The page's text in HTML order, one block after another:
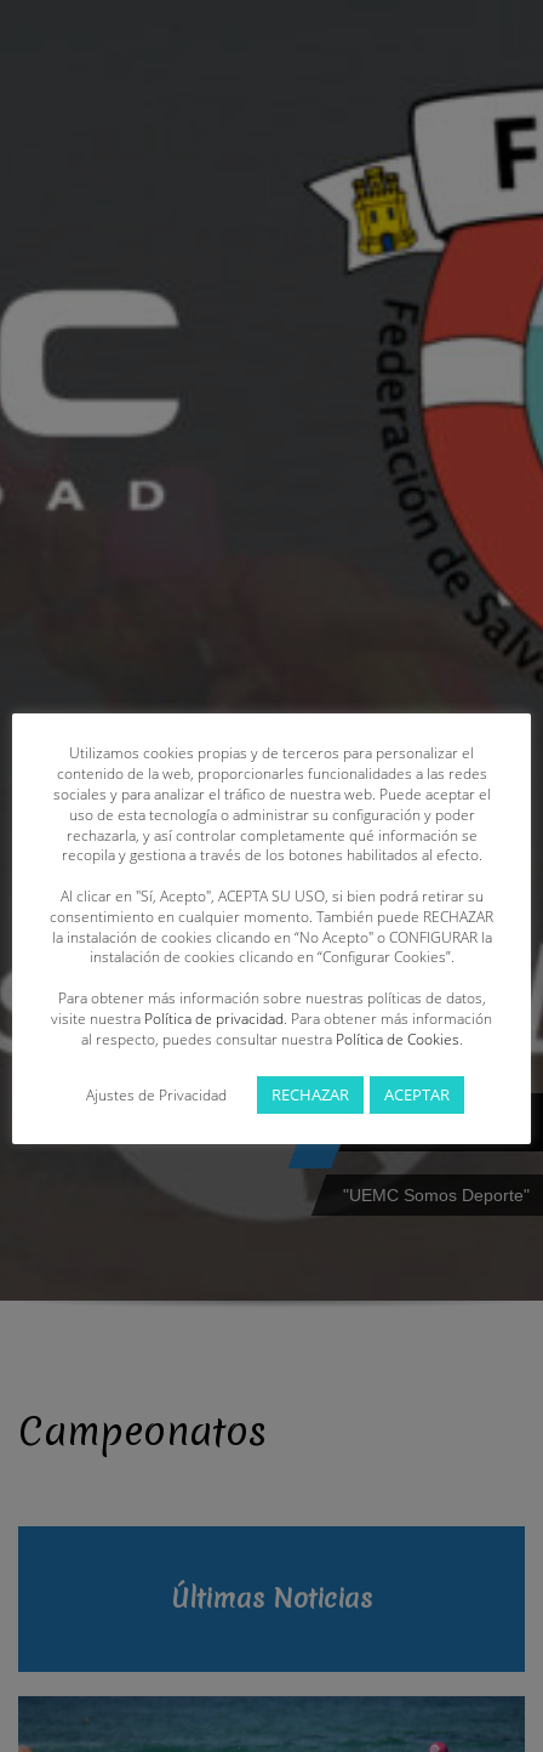
Bonificaciones
"UEMC Somos Deporte"
Campeonatos
Últimas Noticias
Utilizamos cookies propias y de terceros para personalizar el
contenido de la web, proporcionarles funcionalidades a las redes
sociales y para analizar el tráfico de nuestra web. Puede aceptar el
uso de esta tecnología o administrar su configuración y poder
rechazarla, y así controlar completamente qué información se
recopila y gestiona a través de los botones habilitados al efecto.
Al clicar en "Sí, Acepto", ACEPTA SU USO, si bien podrá retirar su
consentimiento en cualquier momento. También puede RECHAZAR
la instalación de cookies clicando en “No Acepto" o CONFIGURAR la
instalación de cookies clicando en “Configurar Cookies”.
Para obtener más información sobre nuestras políticas de datos,
visite nuestra Política de privacidad. Para obtener más información
al respecto, puedes consultar nuestra Política de Cookies.
Ajustes de Privacidad RECHAZAR ACEPTAR